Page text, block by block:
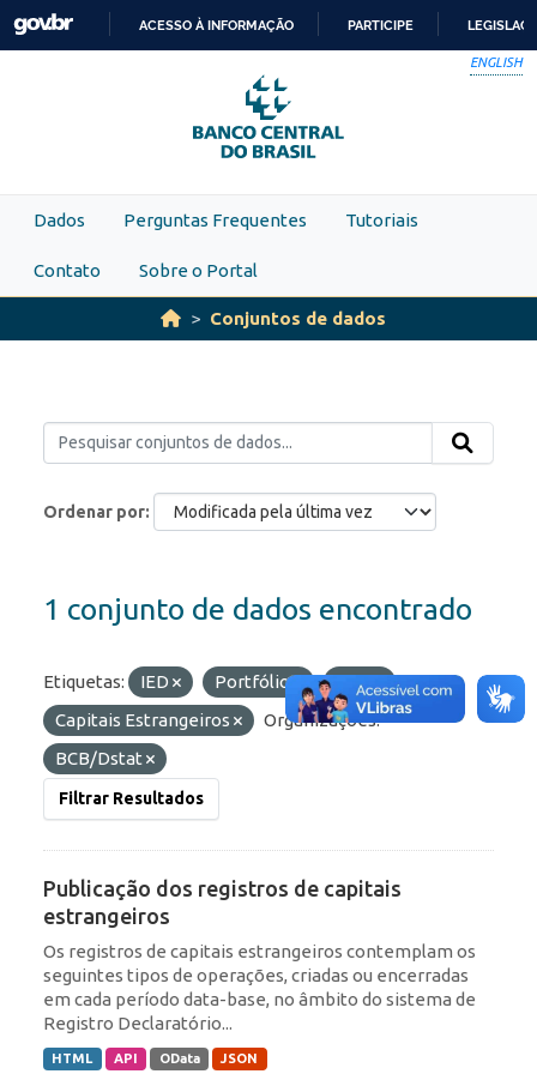
Skip to main content
PARA
O
CONTEÚDO
ACESSO À INFORMAÇÃO PARTICIPE
ENGLISH
Dados Perguntas Frequentes Tutoriais
Contato Sobre o Portal
Conjuntos de dados
Ordenar por
1 conjunto de dados encontrado
Etiquetas: IED Portfólio
RDE
Capitais Estrangeiros
Organizações:
BCB/Dstat
Filtrar Resultados
Publicação dos registros de capitais
estrangeiros
Os registros de capitais estrangeiros contemplam os
seguintes tipos de operações, criadas ou encerradas
em cada período data-base, no âmbito do sistema de
Registro Declaratório...
HTML API OData JSON